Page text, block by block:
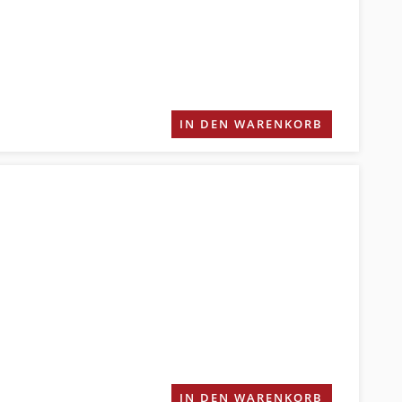
IN DEN WARENKORB
IN DEN WARENKORB